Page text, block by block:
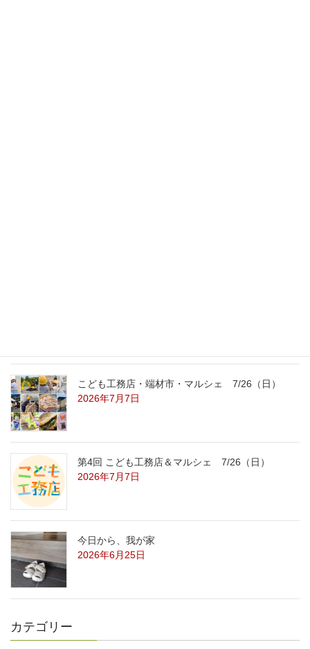
こども工務店・端材市・マルシェ 7/26（日）
2026年7月7日
第4回 こども工務店＆マルシェ 7/26（日）
2026年7月7日
今日から、我が家
2026年6月25日
カテゴリー